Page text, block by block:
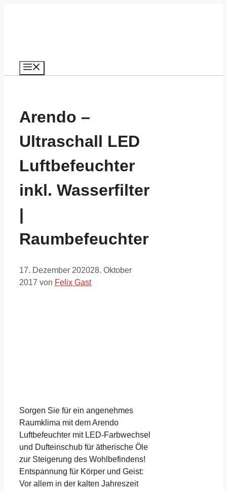
Arendo –
Ultraschall LED
Luftbefeuchter
inkl. Wasserfilter
|
Raumbefeuchter
17. Dezember 202028. Oktober
2017 von Felix Gast
Sorgen Sie für ein angenehmes
Raumklima mit dem Arendo
Luftbefeuchter mit LED-Farbwechsel
und Dufteinschub für ätherische Öle
zur Steigerung des Wohlbefindens!
Entspannung für Körper und Geist:
Vor allem in der kalten Jahreszeit